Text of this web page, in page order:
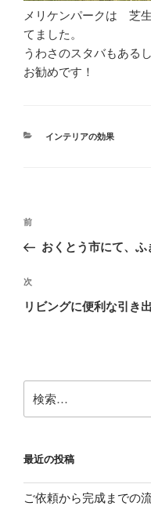
メリケンパークは 芝
てました。
うわさのスタバもある
お勧めです！
カ
インテリアの効果
投
ナ
ビ
ゲ
ン
前
の
稿
前
おくとう市にて、ふ
次
の
次
リビングに便利な引き
索:
最近の投稿
ご依頼から完成までの